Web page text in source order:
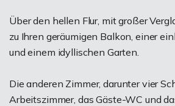
Über den hellen Flur, mit großer
zu Ihren geräumigen Balkon, einer
und einem idyllischen Garten.
Die anderen Zimmer, darunter vier
Arbeitszimmer, das Gäste-WC und